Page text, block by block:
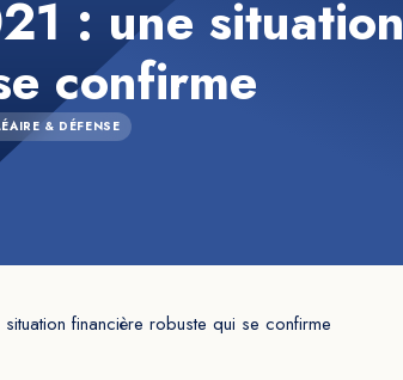
: une
confirme
& DÉFENSE
financière robuste qui se confirme